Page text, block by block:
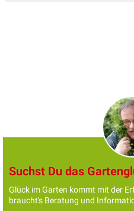
Suchst Du das
Glück im Garten kommt mit der
braucht's Beratung und